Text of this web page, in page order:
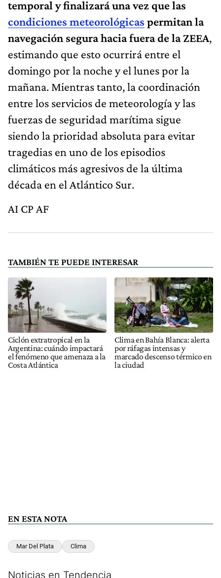
temporal y finalizará una vez que las
condiciones meteorológicas permitan la
navegación segura hacia fuera de la ZEEA,
estimando que esto ocurrirá entre el
domingo por la noche y el lunes por la
mañana. Mientras tanto, la coordinación
entre los servicios de meteorología y las
fuerzas de seguridad marítima sigue
siendo la prioridad absoluta para evitar
tragedias en uno de los episodios
climáticos más agresivos de la última
década en el Atlántico Sur.
AI CP AF
TAMBIÉN TE PUEDE INTERESAR
Ciclón extratropical en la
Argentina: cuándo impactará
el fenómeno que amenaza a la
Costa Atlántica
Clima en Bahía Blanca: alerta
por ráfagas intensas y
marcado descenso térmico en
la ciudad
EN ESTA NOTA
Mar Del Plata Clima
Noticias en Tendencia